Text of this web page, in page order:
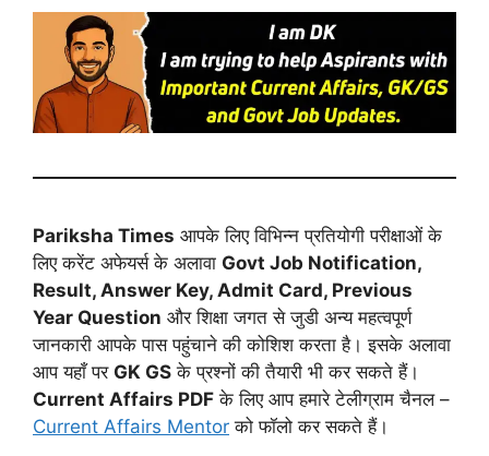
Pariksha Times आपके लिए विभिन्न प्रतियोगी परीक्षाओं के
लिए करेंट अफेयर्स के अलावा Govt Job Notification,
Result, Answer Key, Admit Card, Previous
Year Question और शिक्षा जगत से जुडी अन्य महत्वपूर्ण
जानकारी आपके पास पहुंचाने की कोशिश करता है। इसके अलावा
आप यहाँ पर GK GS के प्रश्नों की तैयारी भी कर सकते हैं।
Current Affairs PDF के लिए आप हमारे टेलीग्राम चैनल –
Current Affairs Mentor को फॉलो कर सकते हैं।